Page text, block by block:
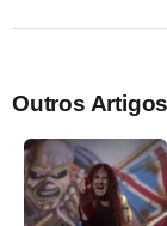
Outros Artigos